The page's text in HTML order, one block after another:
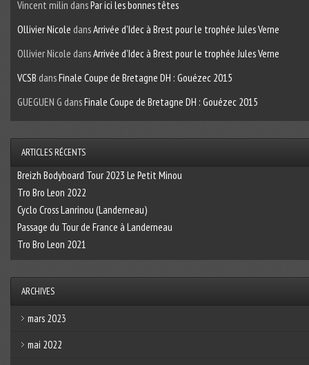
Vincent milin dansPar ici les bonnes têtes
Ollivier Nicole dansArrivée d’Idec à Brest pour le trophée Jules Verne
Ollivier Nicole dansArrivée d’Idec à Brest pour le trophée Jules Verne
VCSB dansFinale Coupe de Bretagne DH : Gouézec 2015
GUEGUEN G dansFinale Coupe de Bretagne DH : Gouézec 2015
ARTICLES RÉCENTS
Breizh Bodyboard Tour 2023 Le Petit Minou
Tro Bro Leon 2022
Cyclo Cross Lanrinou (Landerneau)
Passage du Tour de France à Landerneau
Tro Bro Leon 2021
ARCHIVES
mars 2023
mai 2022